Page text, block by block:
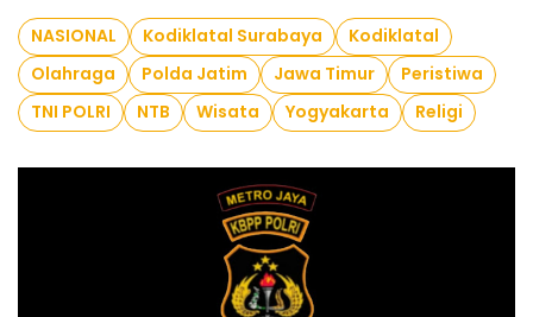
NASIONAL Kodiklatal Surabaya
Kodiklatal
Olahraga
Polda Jatim Jawa Timur
Peristiwa
TNI POLRI
NTB Wisata Yogyakarta Religi